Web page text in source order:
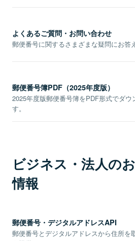
よくあるご質問・お問い合わせ
郵便番号に関するさまざまな疑問にお答
郵便番号簿PDF（2025年度版）
2025年度版郵便番号簿をPDF形式でダウ
す。
ビジネス・法人の
情報
郵便番号・デジタルアドレスAPI
郵便番号とデジタルアドレスから住所を